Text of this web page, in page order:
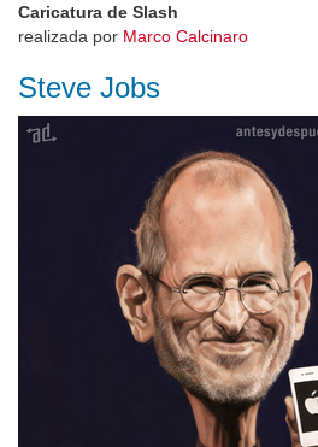
Caricatura de Slash
realizada por Marco Calcinaro
Steve Jobs